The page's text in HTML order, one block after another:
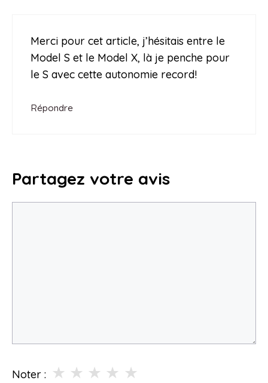
Merci pour cet article, j’hésitais entre le
Model S et le Model X, là je penche pour
le S avec cette autonomie record!
Répondre
Partagez votre avis
Noter : ★
★
★
★
★